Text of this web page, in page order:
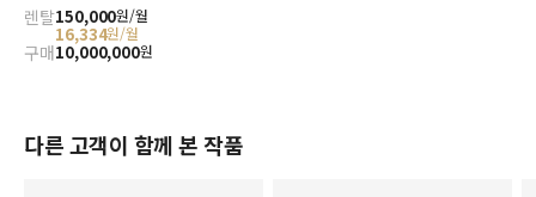
렌탈150,000원/월
16,334원/월
구매10,000,000원
다른 고객이 함께 본 작품